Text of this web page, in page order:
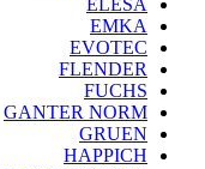
EMKA
EVOTEC
FLENDER
FUCHS
GANTER NORM
GRUEN
HAPPICH